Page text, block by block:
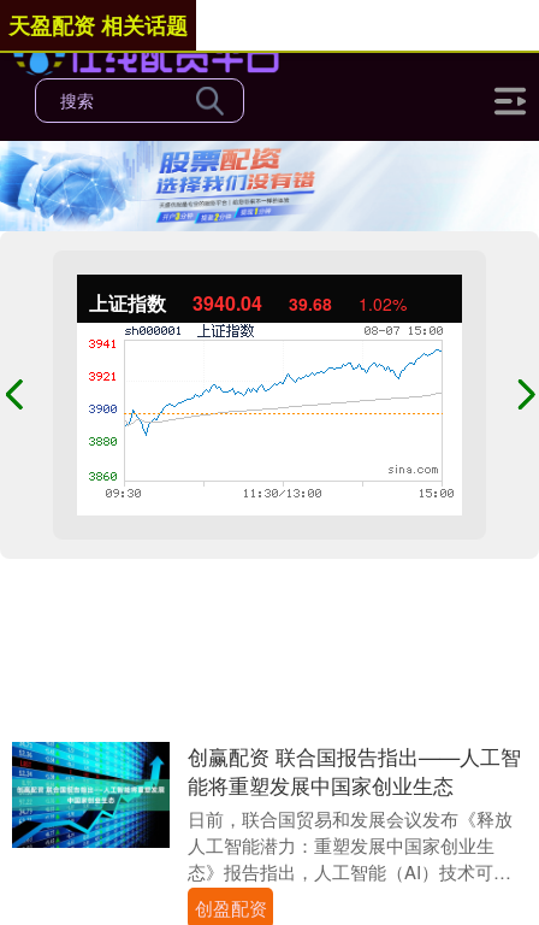
上证指数 3940.04 39.68 1.02%
天盈配资 相关话题
创赢配资 联合国报告指出——人工智
能将重塑发展中国家创业生态
日前，联合国贸易和发展会议发布《释放
人工智能潜力：重塑发展中国家创业生
态》报告指出，人工智能（AI）技术可以
显著提升发展中国家中小微企业和初创企
创盈配资